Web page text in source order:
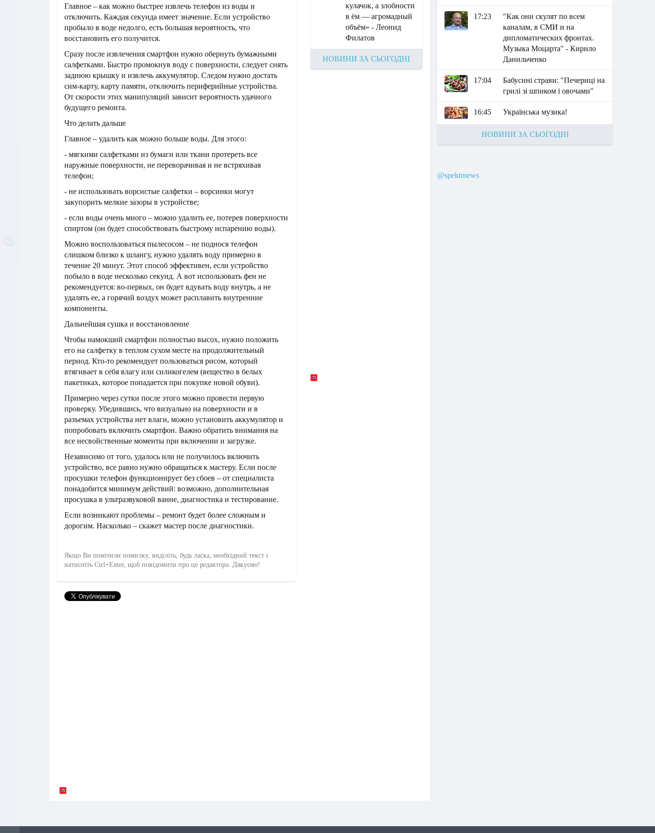
Главное – как можно быстрее извлечь телефон из воды и
отключить. Каждая секунда имеет значение. Если устройство
пробыло в воде недолго, есть большая вероятность, что
восстановить его получится.
Сразу после извлечения смартфон нужно обернуть бумажными
салфетками. Быстро промокнув воду с поверхности, следует снять
заднюю крышку и извлечь аккумулятор. Следом нужно достать
сим-карту, карту памяти, отключить периферийные устройства.
От скорости этих манипуляций зависит вероятность удачного
будущего ремонта.
Что делать дальше
Главное – удалить как можно больше воды. Для этого:
- мягкими салфетками из бумаги или ткани протереть все
наружные поверхности, не переворачивая и не встряхивая
телефон;
- не использовать ворсистые салфетки – ворсинки могут
закупорить мелкие зазоры в устройстве;
- если воды очень много – можно удалить ее, потерев поверхности
спиртом (он будет способствовать быстрому испарению воды).
Можно воспользоваться пылесосом – не поднося телефон
слишком близко к шлангу, нужно удалять воду примерно в
течение 20 минут. Этот способ эффективен, если устройство
побыло в воде несколько секунд. А вот использовать фен не
рекомендуется: во-первых, он будет вдувать воду внутрь, а не
удалять ее, а горячий воздух может расплавить внутренние
компоненты.
Дальнейшая сушка и восстановление
Чтобы намокший смартфон полностью высох, нужно положить
его на салфетку в теплом сухом месте на продолжительный
период. Кто-то рекомендует пользоваться рисом, который
втягивает в себя влагу или силикогелем (вещество в белых
пакетиках, которое попадается при покупке новой обуви).
Примерно через сутки после этого можно провести первую
проверку. Убедившись, что визуально на поверхности и в
разъемах устройства нет влаги, можно установить аккумулятор и
попробовать включить смартфон. Важно обратить внимания на
все несвойственные моменты при включении и загрузке.
Независимо от того, удалось или не получилось включить
устройство, все равно нужно обращаться к мастеру. Если после
просушки телефон функционирует без сбоев – от специалиста
понадобится минимум действий: возможно, дополнительная
просушка в ультразвуковой ванне, диагностика и тестирование.
Если возникают проблемы – ремонт будет более сложным и
дорогим. Насколько – скажет мастер после диагностики.
Якщо Ви помітили помилку, виділіть, будь ласка, необхідний текст і
натисніть Ctrl+Enter, щоб повідомити про це редактора. Дякуємо!
кулачок, а злобности
в ём — агромадный
объём» - Леонид
Филатов
НОВИНИ ЗА СЬОГОДНІ
17:23
"Как они скулят по всем
каналам, в СМИ и на
дипломатических фронтах.
Музыка Моцарта" - Кирило
Данильченко
17:04
Бабусині страви: "Печериці на
грилі зі шпиком і овочами"
16:45 Українська музика!
НОВИНИ ЗА СЬОГОДНІ
@spektrnews